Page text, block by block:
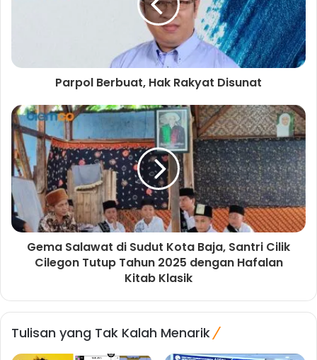
e
o
k
a
m
Parpol Berbuat, Hak Rakyat Disunat
Gema Salawat di Sudut Kota Baja, Santri Cilik
Cilegon Tutup Tahun 2025 dengan Hafalan
Kitab Klasik
Tulisan yang Tak Kalah Menarik